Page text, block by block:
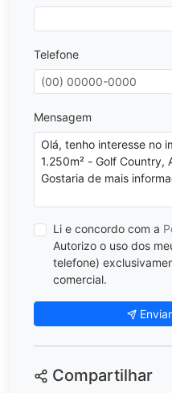
Telefone
Mensagem
Li e concordo com a
Autorizo o uso dos
telefone)
comercial.
Compartilhar